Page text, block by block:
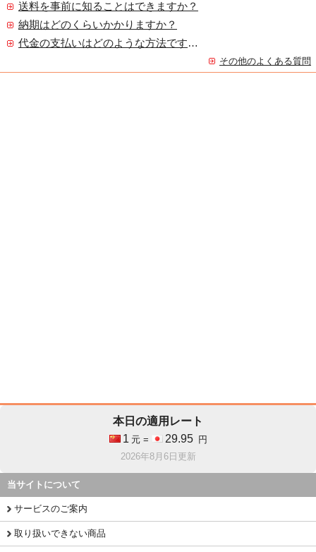
送料を事前に知ることはできますか？
納期はどのくらいかかりますか？
代金の支払いはどのような方法ですか？
その他のよくある質問
本日の適用レート
1 元 = 29.95
円
2026年8月6日更新
当サイトについて
サービスのご案内
取り扱いできない商品